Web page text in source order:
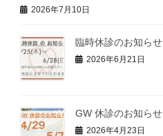
2026年7月10日
臨時休診のお知らせ
2026年6月21日
GW 休診のお知らせ
2026年4月23日